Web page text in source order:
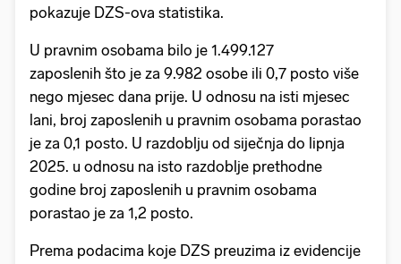
pokazuje DZS-ova statistika.
U pravnim osobama bilo je 1.499.127
zaposlenih što je za 9.982 osobe ili 0,7 posto više
nego mjesec dana prije. U odnosu na isti mjesec
lani, broj zaposlenih u pravnim osobama porastao
je za 0,1 posto. U razdoblju od siječnja do lipnja
2025. u odnosu na isto razdoblje prethodne
godine broj zaposlenih u pravnim osobama
porastao je za 1,2 posto.
Prema podacima koje DZS preuzima iz evidencije